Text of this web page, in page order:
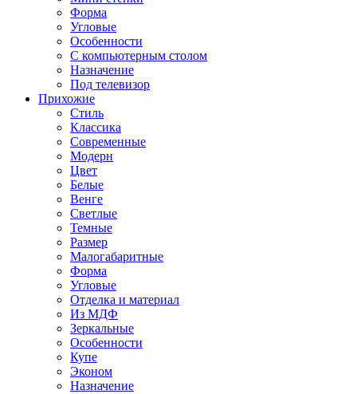
Форма
Угловые
Особенности
С компьютерным столом
Назначение
Под телевизор
Прихожие
Стиль
Классика
Современные
Модерн
Цвет
Белые
Венге
Светлые
Темные
Размер
Малогабаритные
Форма
Угловые
Отделка и материал
Из МДФ
Зеркальные
Особенности
Купе
Эконом
Назначение